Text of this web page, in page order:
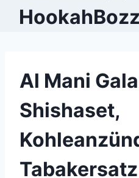
Al Mani
Shishaset,